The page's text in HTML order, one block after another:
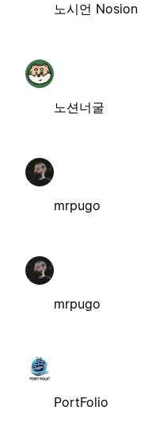
노시언 Nosion
노션너굴
mrpugo
mrpugo
PortFolio